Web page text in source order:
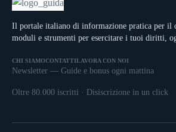
Il portale italiano di informazione pratica per il
moduli e strumenti per esercitare i tuoi diritti,
CHI SIAMOCONTATTI LAVORA CON NOI
Newsletter — Guide e bonus ogni mattina
Oltre 80.000 iscritti · Disiscrizione in un click